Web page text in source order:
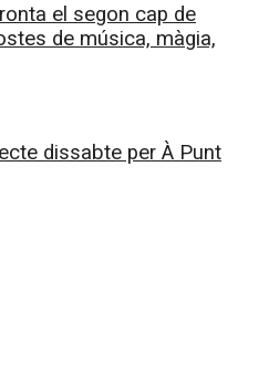
el segon cap de
de música, màgia,
dissabte per À Punt